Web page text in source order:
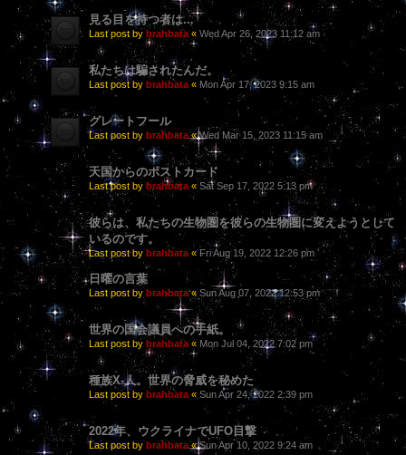
見る目を持つ者は...
Last post by brahbata « Wed Apr 26, 2023 11:12 am
私たちは騙されたんだ。
Last post by brahbata « Mon Apr 17, 2023 9:15 am
グレートフール
Last post by brahbata«Wed Mar 15, 2023 11:15 am
天国からのポストカード
Last post by brahbata «Sat Sep 17, 2022 5:13 pm
彼らは、私たちの生物圏を彼らの生物圏に変えようとして
いるのです。
Last post by brahbata « Fri Aug 19, 2022 12:26 pm
日曜の言葉
Last post by brahbata« Sun Aug 07, 2022 12:53 pm
世界の国会議員への手紙。
Last post by brahbata « Mon Jul 04, 2022 7:02 pm
種族X-人。世界の脅威を秘めた
Last post by brahbata « Sun Apr 24, 2022 2:39 pm
2022年、ウクライナでUFO目撃
Last post by brahbata«Sun Apr 10, 2022 9:24 am